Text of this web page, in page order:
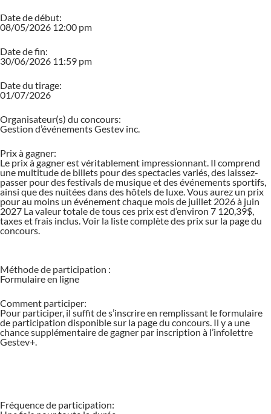
Date de début:
08/05/2026 12:00 pm
Date de fin:
30/06/2026 11:59 pm
Date du tirage:
01/07/2026
Organisateur(s) du concours:
Gestion d’événements Gestev inc.
Prix à gagner:
Le prix à gagner est véritablement impressionnant. Il comprend
une multitude de billets pour des spectacles variés, des laissez-
passer pour des festivals de musique et des événements sportifs,
ainsi que des nuitées dans des hôtels de luxe. Vous aurez un prix
pour au moins un événement chaque mois de juillet 2026 à juin
2027 La valeur totale de tous ces prix est d’environ 7 120,39$,
taxes et frais inclus. Voir la liste complète des prix sur la page du
concours.
Méthode de participation :
Formulaire en ligne
Comment participer:
Pour participer, il suffit de s’inscrire en remplissant le formulaire
de participation disponible sur la page du concours. Il y a une
chance supplémentaire de gagner par inscription à l’infolettre
Gestev+.
Fréquence de participation: